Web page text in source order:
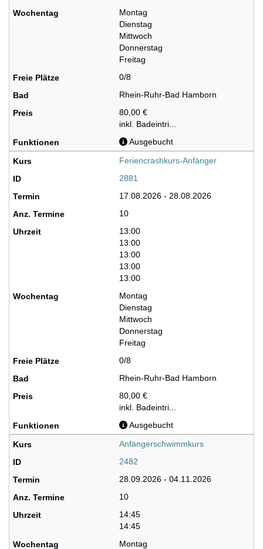
Montag
Dienstag
Mittwoch
Donnerstag
Freitag
0/8
Rhein-Ruhr-Bad Hamborn
80,00 €
inkl. Badeintri...
Ausgebucht
Feriencrashkurs-Anfänger
2881
17.08.2026 - 28.08.2026
10
13:00
13:00
13:00
13:00
13:00
Montag
Dienstag
Mittwoch
Donnerstag
Freitag
0/8
Rhein-Ruhr-Bad Hamborn
80,00 €
inkl. Badeintri...
Ausgebucht
Anfängerschwimmkurs
2482
28.09.2026 - 04.11.2026
10
14:45
14:45
Montag